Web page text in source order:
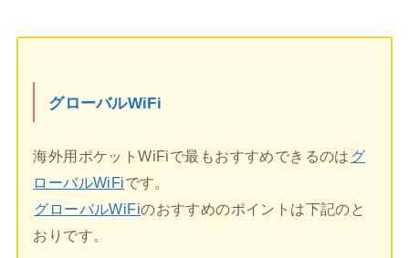
グローバルWiFi
海外用ポケットWiFiで最もおすすめできるのは グ
ローバルWiFiです。
グローバルWiFiのおすすめのポイントは下記のと
おりです。